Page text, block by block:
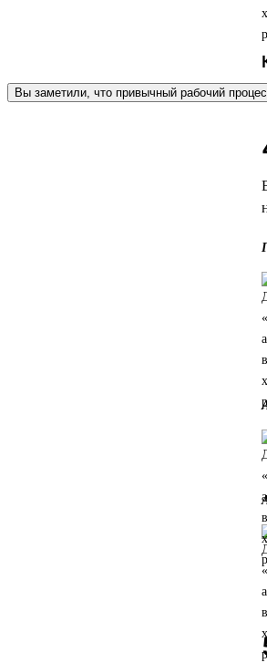
Вы заметили, что привычный рабочий